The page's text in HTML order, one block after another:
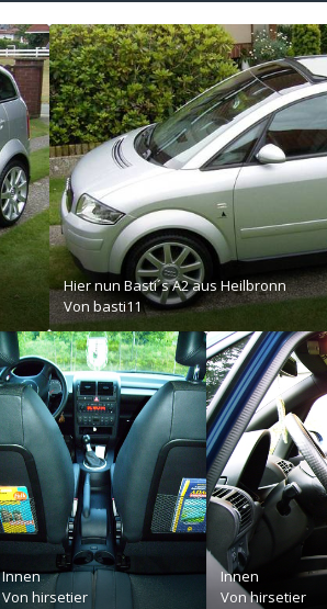
Hier nun Basti´s A2 aus Heilbronn
Von basti11
Innen
Vonhirsetier
Innen
Vonhirsetier